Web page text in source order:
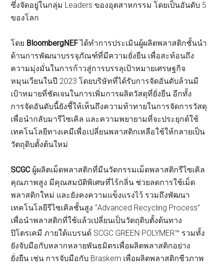
ซึ่งจัดอยู่ในกลุ่ม Leaders ของอุตสาหกรรม โดยเป็นอันดับ 5
ของโลก
โดย BloombergNEFได้ทำการประเมินผู้ผลิตพลาสติกชั้นนำ
ด้านการพัฒนาบรรจุภัณฑ์ที่มีความยั่งยืน เพื่อสะท้อนถึง
ความมุ่งมั่นในการก้าวสู่การบรรลุเป้าหมายเศรษฐกิจ
หมุนเวียนในปี 2023 โดยบริษัทที่ได้รับการจัดอันดับล้วนมี
เป้าหมายที่ชัดเจนในการเพิ่มการผลิตวัสดุที่ยั่งยืน อีกทั้ง
การจัดอันดับนี้ยังชี้ให้เห็นถึงความท้าทายในการจัดการวัสดุ
เพื่อนำกลับมารีไซเคิล และความพยายามที่จะประยุกต์ใช้
เทคโนโลยีทางเคมีเพื่อเปลี่ยนพลาสติกเหลือใช้ให้กลายเป็น
วัตถุดิบตั้งต้นใหม่
SCGC ผู้ผลิตเม็ดพลาสติกที่มีนวัตกรรมเม็ดพลาสติกรีไซเคิล
คุณภาพสูง มีคุณสมบัติพิเศษที่ไร้กลิ่น ช่วยลดการใช้เม็ด
พลาสติกใหม่ และยังคงความแข็งแรงไว้ รวมถึงพัฒนา
เทคโนโลยีรีไซเคิลชั้นสูง “Advanced Recycling Process”
เพื่อนำพลาสติกที่ใช้แล้วเปลี่ยนเป็นวัตถุดิบตั้งต้นทาง
ปิโตรเคมี ภายใต้แบรนด์ SCGC GREEN POLYMER™ รวมทั้ง
ยังจับมือกับหลากหลายพันธมิตรเพื่อผลิตพลาสติกอย่าง
ยั่งยืน เช่น การจับมือกับ Braskem เพื่อผลิตพลาสติกชีวภาพ